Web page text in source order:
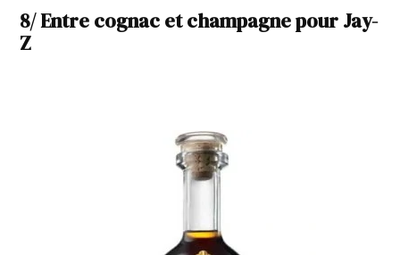
8/ Entre cognac et champagne pour Jay-
Z